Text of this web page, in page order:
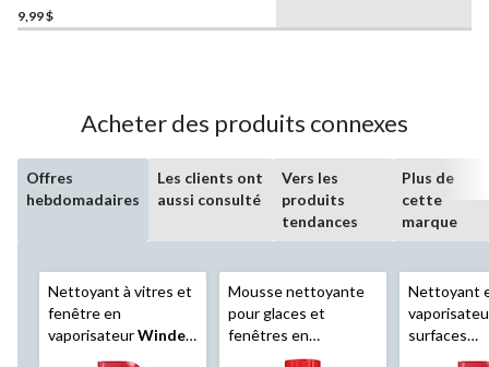
9,99 $
Acheter des produits connexes
Offres
hebdomadaires
Les clients ont
aussi consulté
Vers les
produits
tendances
Plus de
cette
marque
Nettoyant à vitres et
fenêtre en
vaporisateurWindex
Original, 765 mL
Mousse nettoyante
pour glaces et
fenêtres en
vaporisateurBon Ami
Nettoyant
surfaces